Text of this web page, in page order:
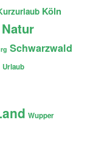
Köln
Natur
Schwarzwald
Urlaub
Wupper